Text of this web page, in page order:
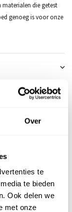
Over
te
te bieden
Ook delen we
met onze
die getest
genoeg is voor onze